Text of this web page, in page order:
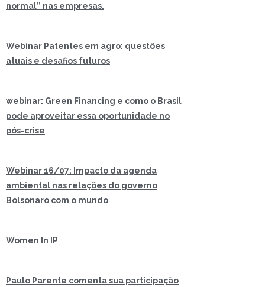
normal” nas empresas.
Webinar Patentes em agro: questões
atuais e desafios futuros
webinar: Green Financing e como o Brasil
pode aproveitar essa oportunidade no
pós-crise
Webinar 16/07: Impacto da agenda
ambiental nas relações do governo
Bolsonaro com o mundo
Women In IP
Paulo Parente comenta sua participação